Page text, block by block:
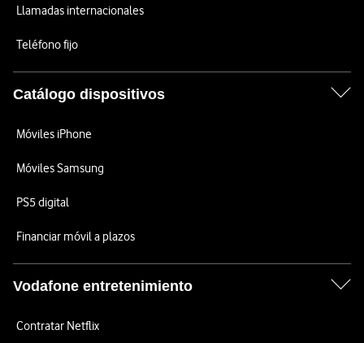
Llamadas internacionales
Teléfono fijo
Catálogo dispositivos
Móviles iPhone
Móviles Samsung
PS5 digital
Financiar móvil a plazos
Vodafone entretenimiento
Contratar Netflix